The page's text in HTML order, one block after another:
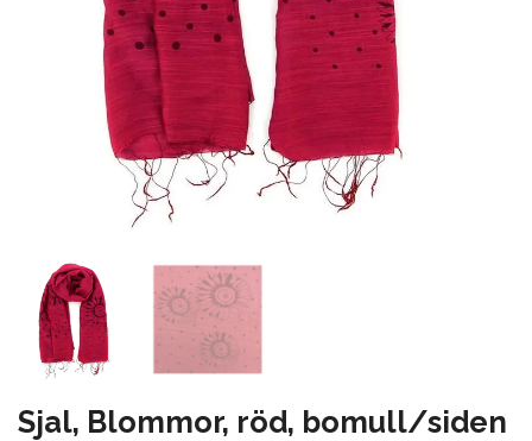
Sjal, Blommor, röd, bomull/siden